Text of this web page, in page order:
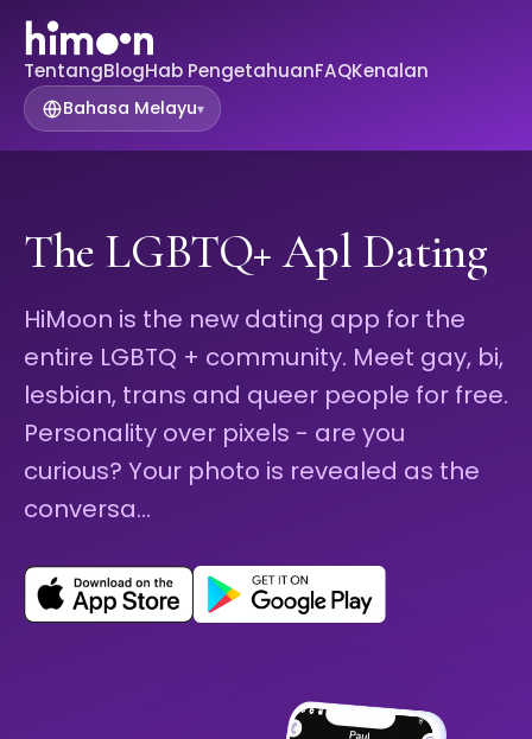
TentangBlogHab PengetahuanFAQKenalan
Bahasa Melayu▾
The LGBTQ+ Apl Dating
HiMoon is the new dating app for the
entire LGBTQ + community. Meet gay, bi,
lesbian, trans and queer people for free.
Personality over pixels - are you
curious? Your photo is revealed as the
conversa…